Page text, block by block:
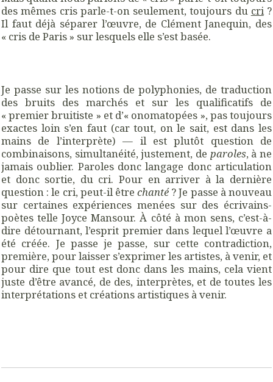
des mêmes cris parle-t-on seulement, toujours du cri?
Il faut déjà séparer l’œuvre, de Clément Janequin, des
« cris de Paris » sur lesquels elle s’est basée.
Je passe sur les notions de polyphonies, de traduction
des bruits des marchés et sur les qualificatifs de
« premier bruitiste » et d’« onomatopées », pas toujours
exactes loin s’en faut (car tout, on le sait, est dans les
mains de l’interprète) — il est plutôt question de
combinaisons, simultanéité, justement, de paroles, à ne
jamais oublier. Paroles donc langage donc articulation
et donc sortie, du cri. Pour en arriver à la dernière
question : le cri, peut-il êtrechanté? Je passe à nouveau
sur certaines expériences menées sur des écrivains-
poètes telle Joyce Mansour. À côté à mon sens, c’est-à-
dire détournant, l’esprit premier dans lequel l’œuvre a
été créée. Je passe je passe, sur cette contradiction,
première, pour laisser s’exprimer les artistes, à venir, et
pour dire que tout est donc dans les mains, cela vient
juste d’être avancé, de des, interprètes, et de toutes les
interprétations et créations artistiques à venir.